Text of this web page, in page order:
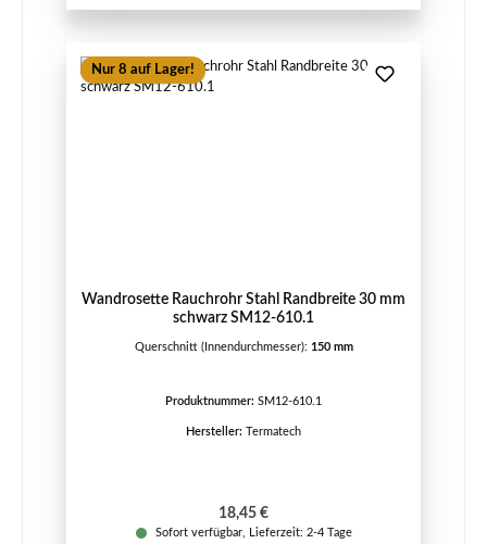
Nur 8 auf Lager!
Wandrosette Rauchrohr Stahl Randbreite 30 mm
schwarz SM12-610.1
Querschnitt (Innendurchmesser): 150 mm
Produktnummer: SM12-610.1
Hersteller: Termatech
Regulärer Preis:
18,45 €
Sofort verfügbar, Lieferzeit: 2-4 Tage